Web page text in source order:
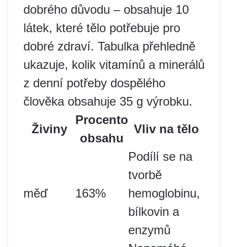
dobrého důvodu – obsahuje 10
látek, které tělo potřebuje pro
dobré zdraví. Tabulka přehledně
ukazuje, kolik vitamínů a minerálů
z denní potřeby dospělého
člověka obsahuje 35 g výrobku.
Živiny
Procento
obsahu
Vliv na tělo
měď 163%
Podílí se na
tvorbě
hemoglobinu,
bílkovin a
enzymů